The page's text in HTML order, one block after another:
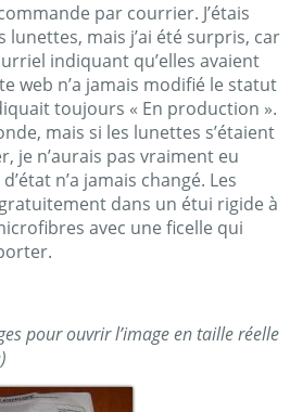
par courrier. J’étais
mais j’ai été surpris, car
indiquant qu’elles avaient
web n’a jamais modifié le statut
toujours « En production ».
mais si les lunettes s’étaient
je n’aurais pas vraiment eu
n’a jamais changé. Les
dans un étui rigide à
avec une ficelle qui
pour ouvrir l’image en taille réelle